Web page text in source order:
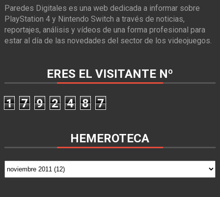
Paredes Digitales es una web dedicada a informar sobre
PlayStation 4 y Nintendo Switch a través de noticias,
reportajes, análisis y vídeos de una forma profesional para
estar al día de las novedades del sector de los videojuegos.
ERES EL VISITANTE Nº
1 7 9 2 4 8 7
HEMEROTECA